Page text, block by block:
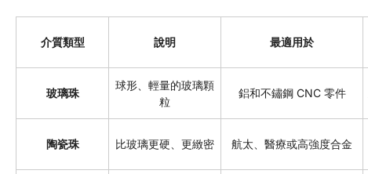
介質類型 說明 最適用於
玻璃珠
球形、輕量的玻璃顆
粒
鋁和不鏽鋼 CNC 零件
陶瓷珠 比玻璃更硬、更緻密 航太、醫療或高強度合金